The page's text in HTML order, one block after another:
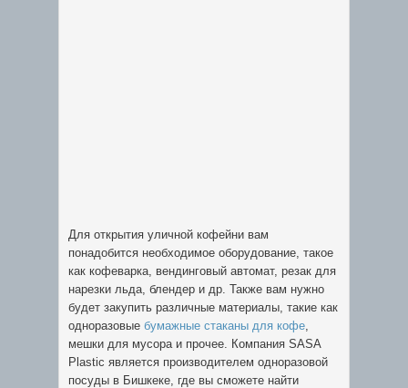
Для открытия уличной кофейни вам
понадобится необходимое оборудование, такое
как кофеварка, вендинговый автомат, резак для
нарезки льда, блендер и др. Также вам нужно
будет закупить различные материалы, такие как
одноразовые бумажные стаканы для кофе,
мешки для мусора и прочее. Компания SASA
Plastic является производителем одноразовой
посуды в Бишкеке, где вы сможете найти